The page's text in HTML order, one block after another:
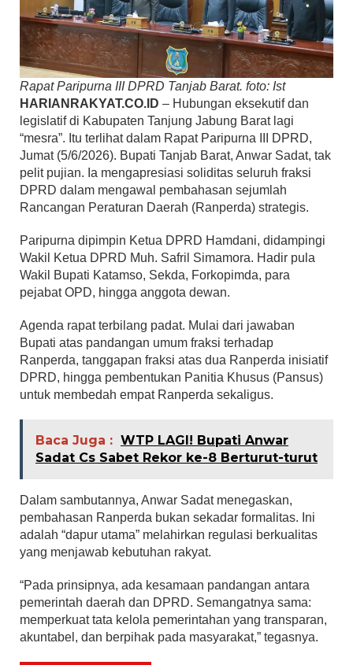
Rapat Paripurna III DPRD Tanjab Barat. foto: Ist
HARIANRAKYAT.CO.ID – Hubungan eksekutif dan
legislatif di Kabupaten Tanjung Jabung Barat lagi
“mesra”. Itu terlihat dalam Rapat Paripurna III DPRD,
Jumat (5/6/2026). Bupati Tanjab Barat, Anwar Sadat, tak
pelit pujian. Ia mengapresiasi soliditas seluruh fraksi
DPRD dalam mengawal pembahasan sejumlah
Rancangan Peraturan Daerah (Ranperda) strategis.
Paripurna dipimpin Ketua DPRD Hamdani, didampingi
Wakil Ketua DPRD Muh. Safril Simamora. Hadir pula
Wakil Bupati Katamso, Sekda, Forkopimda, para
pejabat OPD, hingga anggota dewan.
Agenda rapat terbilang padat. Mulai dari jawaban
Bupati atas pandangan umum fraksi terhadap
Ranperda, tanggapan fraksi atas dua Ranperda inisiatif
DPRD, hingga pembentukan Panitia Khusus (Pansus)
untuk membedah empat Ranperda sekaligus.
Baca Juga : WTP LAGI! Bupati Anwar
Sadat Cs Sabet Rekor ke-8 Berturut-turut
Dalam sambutannya, Anwar Sadat menegaskan,
pembahasan Ranperda bukan sekadar formalitas. Ini
adalah “dapur utama” melahirkan regulasi berkualitas
yang menjawab kebutuhan rakyat.
“Pada prinsipnya, ada kesamaan pandangan antara
pemerintah daerah dan DPRD. Semangatnya sama:
memperkuat tata kelola pemerintahan yang transparan,
akuntabel, dan berpihak pada masyarakat,” tegasnya.